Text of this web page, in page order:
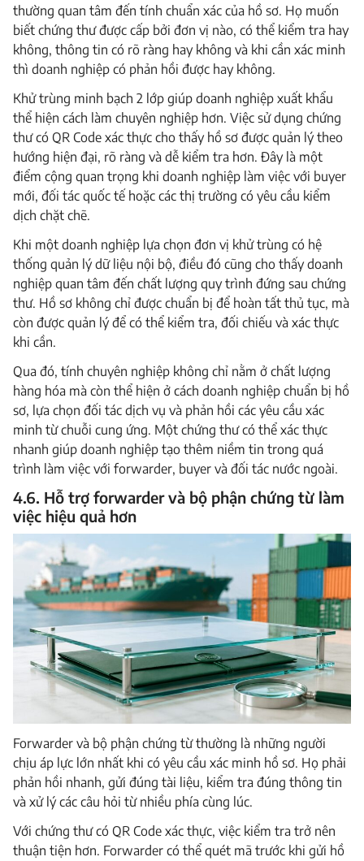
thường quan tâm đến tính chuẩn xác của hồ sơ. Họ muốn
biết chứng thư được cấp bởi đơn vị nào, có thể kiểm tra hay
không, thông tin có rõ ràng hay không và khi cần xác minh
thì doanh nghiệp có phản hồi được hay không.
Khử trùng minh bạch 2 lớp giúp doanh nghiệp xuất khẩu
thể hiện cách làm chuyên nghiệp hơn. Việc sử dụng chứng
thư có QR Code xác thực cho thấy hồ sơ được quản lý theo
hướng hiện đại, rõ ràng và dễ kiểm tra hơn. Đây là một
điểm cộng quan trọng khi doanh nghiệp làm việc với buyer
mới, đối tác quốc tế hoặc các thị trường có yêu cầu kiểm
dịch chặt chẽ.
Khi một doanh nghiệp lựa chọn đơn vị khử trùng có hệ
thống quản lý dữ liệu nội bộ, điều đó cũng cho thấy doanh
nghiệp quan tâm đến chất lượng quy trình đứng sau chứng
thư. Hồ sơ không chỉ được chuẩn bị để hoàn tất thủ tục, mà
còn được quản lý để có thể kiểm tra, đối chiếu và xác thực
khi cần.
Qua đó, tính chuyên nghiệp không chỉ nằm ở chất lượng
hàng hóa mà còn thể hiện ở cách doanh nghiệp chuẩn bị hồ
sơ, lựa chọn đối tác dịch vụ và phản hồi các yêu cầu xác
minh từ chuỗi cung ứng. Một chứng thư có thể xác thực
nhanh giúp doanh nghiệp tạo thêm niềm tin trong quá
trình làm việc với forwarder, buyer và đối tác nước ngoài.
4.6. Hỗ trợ forwarder và bộ phận chứng từ làm
việc hiệu quả hơn
Forwarder và bộ phận chứng từ thường là những người
chịu áp lực lớn nhất khi có yêu cầu xác minh hồ sơ. Họ phải
phản hồi nhanh, gửi đúng tài liệu, kiểm tra đúng thông tin
và xử lý các câu hỏi từ nhiều phía cùng lúc.
Với chứng thư có QR Code xác thực, việc kiểm tra trở nên
thuận tiện hơn. Forwarder có thể quét mã trước khi gửi hồ